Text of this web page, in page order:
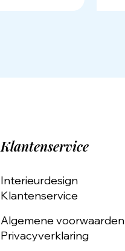
Klantenservice
Interieurdesign
Klantenservice
Algemene voorwaarden
Privacyverklaring